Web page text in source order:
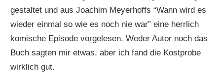
gestaltet und aus Joachim Meyerhoffs “Wann wird es
wieder einmal so wie es noch nie war” eine herrlich
komische Episode vorgelesen. Weder Autor noch das
Buch sagten mir etwas, aber ich fand die Kostprobe
wirklich gut.